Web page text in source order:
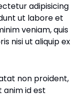
adipisicing
ut labore et
veniam, quis
nisi ut aliquip ex
non proident,
anim id est